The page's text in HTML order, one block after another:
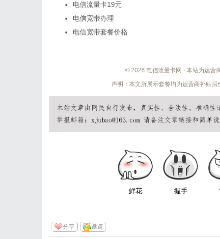
电信流量卡19元
电信宽带办理
电信宽带套餐价格
© 2026 电信流量卡网 · 本站为运营
声明：本文所展示套餐均为运营商补贴
鲜花 握手
分享 邀请